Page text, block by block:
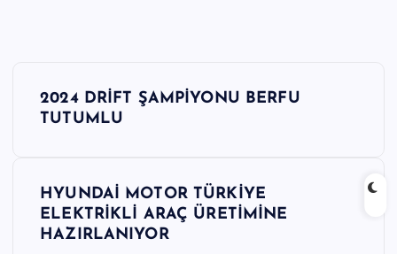
2024 DRİFT ŞAMPİYONU BERFU
TUTUMLU
HYUNDAİ MOTOR TÜRKİYE
ELEKTRİKLİ ARAÇ ÜRETİMİNE
HAZIRLANIYOR